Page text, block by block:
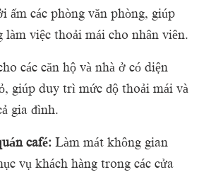
ấm các phòng văn phòng, giúp
làm việc thoải mái cho nhân viên.
các căn hộ và nhà ở có diện
giúp duy trì mức độ thoải mái và
gia đình.
café: Làm mát không gian
vụ khách hàng trong các cửa